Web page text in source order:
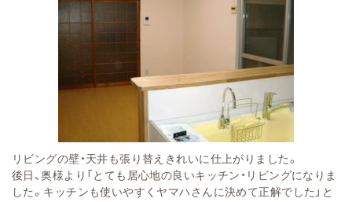
リビングの壁・天井も張り替えきれいに仕上がりました。
後日、奥様より「とても居心地の良いキッチン・リビングになりま
した。キッチンも使いやすくヤマハさんに決めて正解でした」と